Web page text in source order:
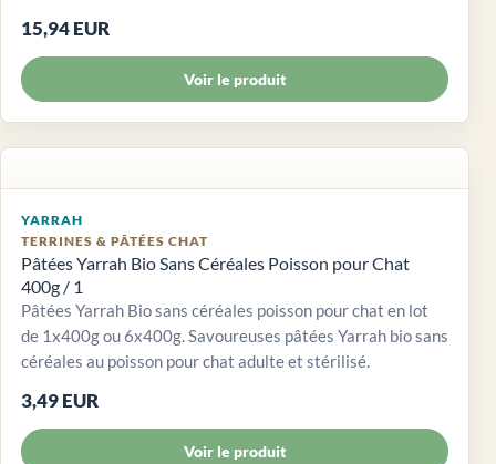
15,94 EUR
Voir le produit
YARRAH
TERRINES & PÂTÉES CHAT
Pâtées Yarrah Bio Sans Céréales Poisson pour Chat
400g / 1
Pâtées Yarrah Bio sans céréales poisson pour chat en lot
de 1x400g ou 6x400g. Savoureuses pâtées Yarrah bio sans
céréales au poisson pour chat adulte et stérilisé.
3,49 EUR
Voir le produit